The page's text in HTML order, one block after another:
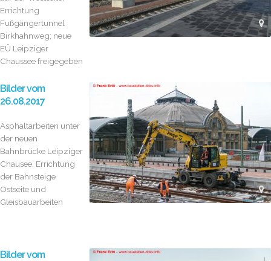
Errichtung
Fußgängertunnel
Birkhahnweg; neue
EÜ Leipziger
Chaussee freigegeben
Bilder vom
26.08.2017
Asphaltarbeiten unter
der neuen
Bahnbrücke Leipziger
Chausee, Errichtung
der Bahnsteige
Ostseite und
Gleisbauarbeiten
Bilder vom